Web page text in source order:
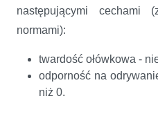
następującymi cechami
normami):
twardość ołówkowa -
odporność na
niż 0.